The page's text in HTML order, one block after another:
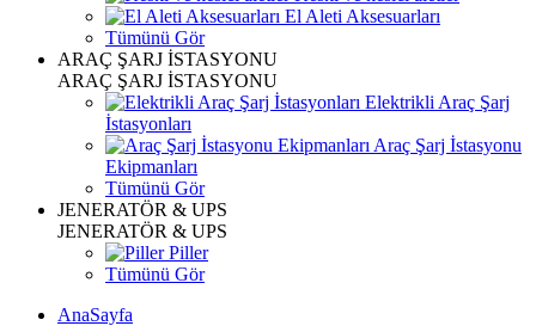
El Aleti Aksesuarları
Tümünü Gör
ARAÇ ŞARJ İSTASYONU
ARAÇ ŞARJ İSTASYONU
Elektrikli Araç Şarj
İstasyonları
Araç Şarj İstasyonu
Ekipmanları
Tümünü Gör
JENERATÖR & UPS
JENERATÖR & UPS
Piller
Tümünü Gör
AnaSayfa